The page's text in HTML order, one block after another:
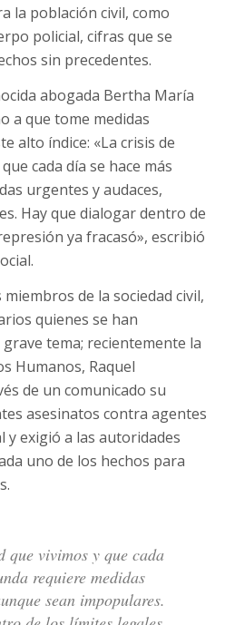
la población civil, como
policial, cifras que se
sin precedentes.
abogada Bertha María
a que tome medidas
alto índice: «La crisis de
cada día se hace más
urgentes y audaces,
Hay que dialogar dentro de
ya fracasó», escribió
de la sociedad civil,
quienes se han
tema; recientemente la
Humanos, Raquel
de un comunicado su
asesinatos contra agentes
y exigió a las autoridades
uno de los hechos para
que vivimos y que cada
requiere medidas
sean impopulares.